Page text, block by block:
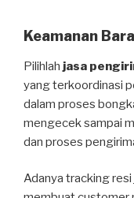
Keamanan
Pilihlah jasa
yang terkoordinasi
dalam proses
mengecek sampai
dan proses
Adanya tracking resi